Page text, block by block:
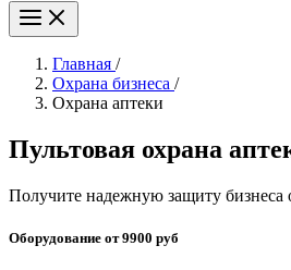
Главная /
Охрана бизнеса /
Охрана аптеки
Пультовая охрана
Получите надежную защиту бизнеса
Оборудование от 9900 руб